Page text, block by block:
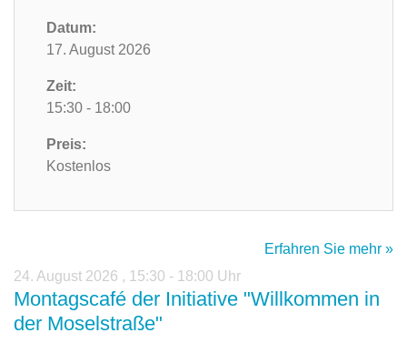
Datum:
17. August 2026
Zeit:
15:30 - 18:00
Preis:
Kostenlos
Erfahren Sie mehr »
24. August 2026 , 15:30 - 18:00 Uhr
Montagscafé der Initiative "Willkommen in
der Moselstraße"